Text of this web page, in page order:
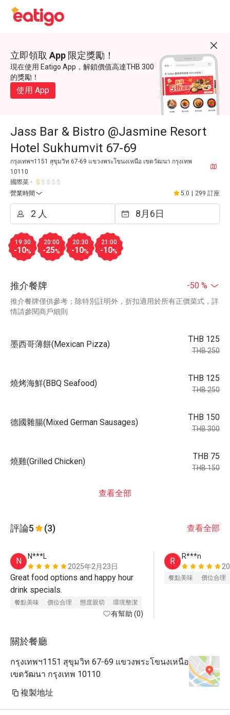
立即領取 App 限定獎勵！
現在使用 Eatigo App，解鎖價值高達THB 300
的獎勵！
使用 App
Jass Bar & Bistro @Jasmine Resort
Hotel Sukhumvit 67-69
กรุงเทพฯ1151 สุขุมวิท 67-69 แขวงพระโขนงเหนือ เขตวัฒนา กรุงเทพ
10110
國際菜
營業時間
5.0 299 訂座
19:30
-10%
20:00
-25%
20:30
-10%
21:00
-10%
推介餐牌 -50 %
推介餐牌僅供參考；除特別註明外，折扣適用於所有正價菜式，詳
情請參閱商戶細則
墨西哥薄餅(Mexican Pizza)
THB 125
THB 250
燒烤海鮮(BBQ Seafood)
THB 125
THB 250
德國雜腸(Mixed German Sausages)
THB 150
THB 300
燒雞(Grilled Chicken)
THB 75
THB 150
查看全部
評論5 (3) 查看全部
N
N***L
2025年2月23日
Great food options and happy hour
餐點美味 價位合理 態度親切 環境整潔
有幫助 (0)
R
R***n
餐點美味 價位合理
關於餐廳
กรุงเทพฯ1151 สุขุมวิท 67-69 แขวงพระโขนงเหนือ
เขตวัฒนา กรุงเทพ 10110
複製地址